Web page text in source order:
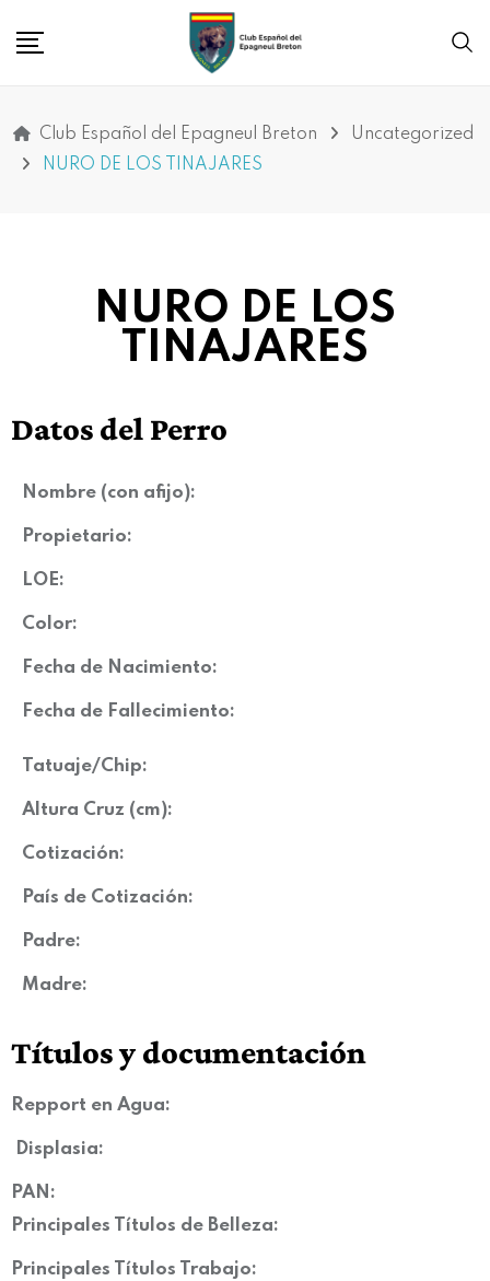
Club Español del Epagneul Breton
Uncategorized
NURO DE LOS TINAJARES
NURO DE LOS
TINAJARES
Datos del Perro
Nombre (con afijo):
Propietario:
LOE:
Color:
Fecha de Nacimiento:
Fecha de Fallecimiento:
Tatuaje/Chip:
Altura Cruz (cm):
Cotización:
País de Cotización:
Padre:
Madre:
Títulos y documentación
Repport en Agua:
Displasia:
PAN:
Principales Títulos de Belleza:
Principales Títulos Trabajo: